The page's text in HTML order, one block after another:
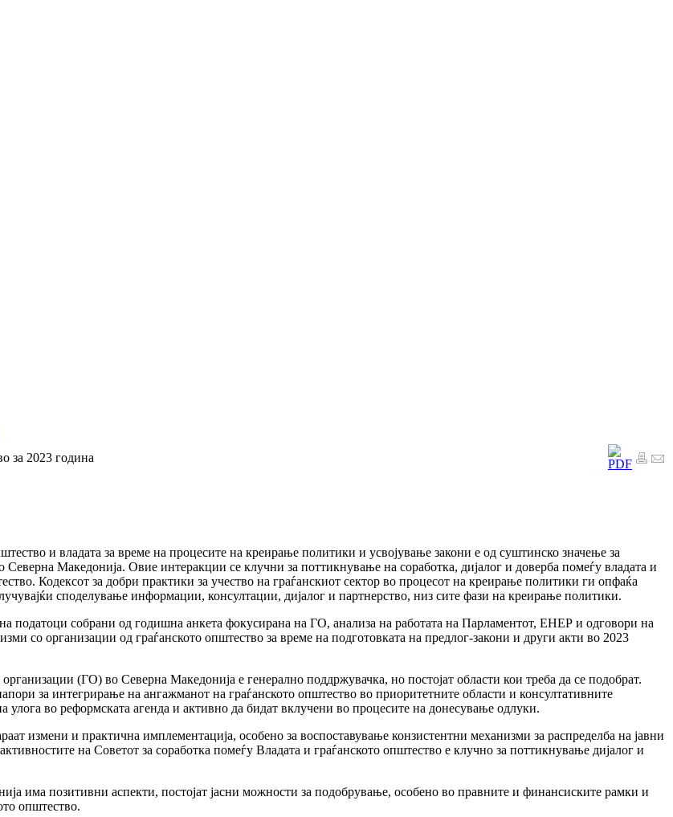
за 2023 година
и владата за време на процесите на креирање политики и усвојување закони е од суштинско значење за
Северна Македонија. Овие интеракции се клучни за поттикнување на соработка, дијалог и доверба помеѓу владата и
Кодексот за добри практики за учество на граѓанскиот сектор во процесот на креирање политики ги опфаќа
споделување информации, консултации, дијалог и партнерство, низ сите фази на креирање политики.
на податоци собрани од годишна анкета фокусирана на ГО, анализа на работата на Парламентот, ЕНЕР и одговори на
со организации од граѓанското општество за време на подготовката на предлог-закони и други акти во 2023
(ГО) во Северна Македонија е генерално поддржувачка, но постојат области кои треба да се подобрат.
за интегрирање на ангажманот на граѓанското општество во приоритетните области и консултативните
улога во реформската агенда и активно да бидат вклучени во процесите на донесување одлуки.
измени и практична имплементација, особено за воспоставување конзистентни механизми за распределба на јавни
на Советот за соработка помеѓу Владата и граѓанското општество е клучно за поттикнување дијалог и
има позитивни аспекти, постојат јасни можности за подобрување, особено во правните и финансиските рамки и
општество.